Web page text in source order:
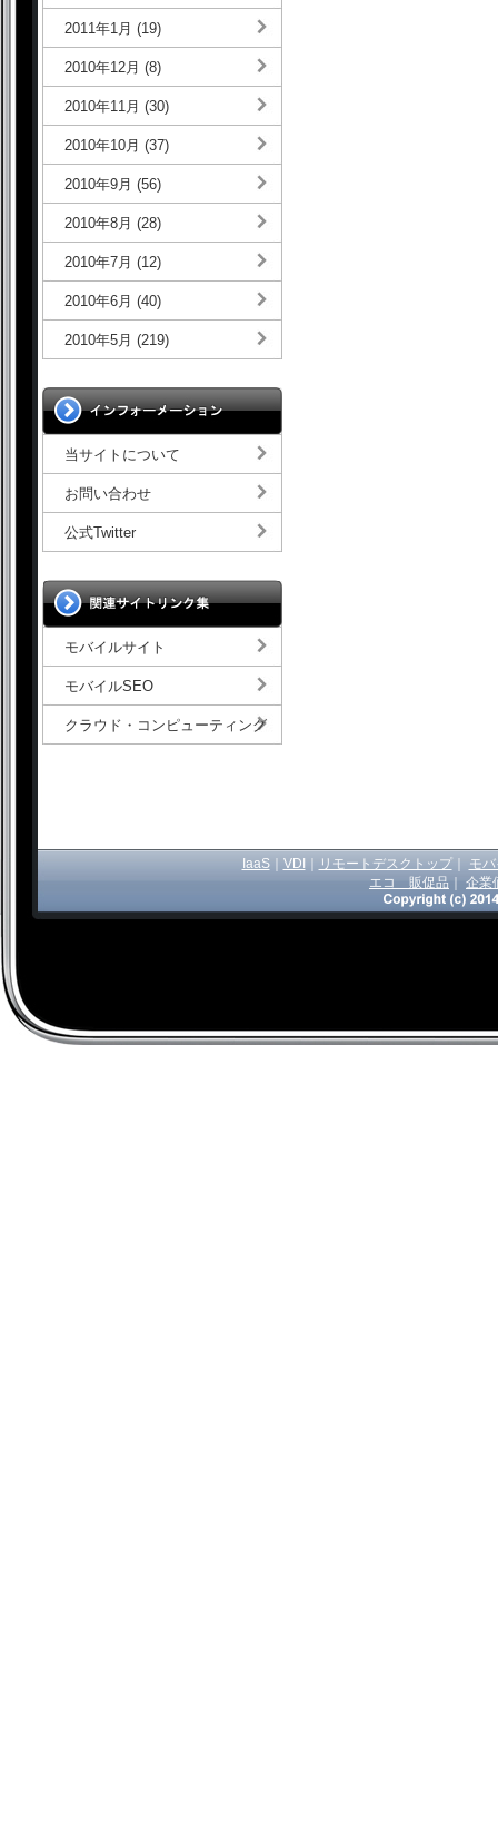
2011年1月 (19)
2010年12月 (8)
2010年11月 (30)
2010年10月 (37)
2010年9月 (56)
2010年8月 (28)
2010年7月 (12)
2010年6月 (40)
2010年5月 (219)
当サイトについて
お問い合わせ
公式Twitter
モバイルサイト
モバイルSEO
クラウド・コンピューティング
IaaS｜ VDI リモートデスクトップ｜
モ
エコ 販促品
企業